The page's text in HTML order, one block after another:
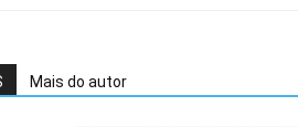
Mais do autor